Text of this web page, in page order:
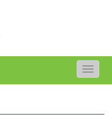
Toggle